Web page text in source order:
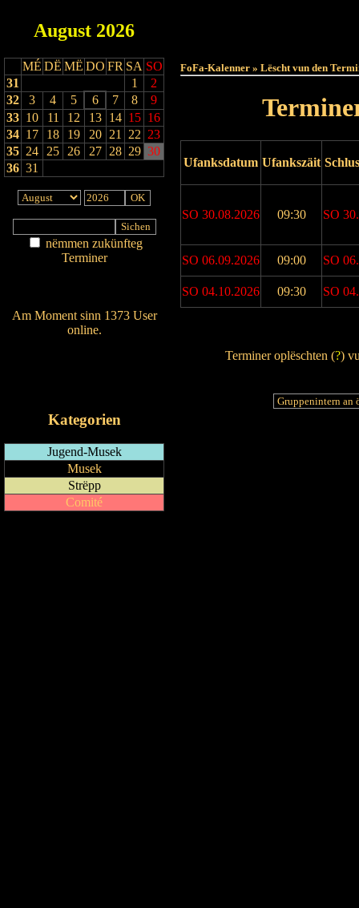
August 2026
MÉ DË MË DO FR SA SO
31
1
2
32
3 4 5 6 7 8
9
33 10 11 12 13 14 15 16
34 17 18 19 20 21 22 23
35 24 25 26 27 28 29 30
36 31
nëmmen zukünfteg
Terminer
Am Moment sinn 1373 User
online.
Kategorien
Jugend-Musek
Musek
Strëpp
Comité
FoFa-Kalenner » Lëscht vun den
Ufanksdatum Ufankszäit
SO 30.08.2026 09:30 SO
SO 06.09.2026 09:00 SO
SO 04.10.2026 09:30 SO
Terminer oplëschten (?)